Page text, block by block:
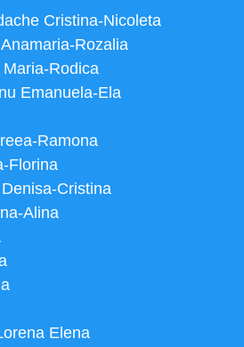
Cristina-Nicoleta
Rozalia
Rodica
Emanuela-Ela
Ramona
Florina
Cristina
Alina
Elena